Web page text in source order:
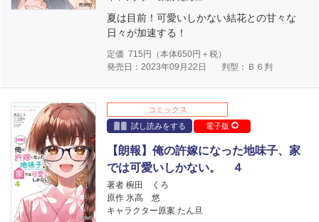
夏は目前！可愛いしかない結花との甘々な
日々が加速する！
定価 715 円（本体650円＋税）
発売日：2023年09月22日
判型：Ｂ６判
コミックス
試し読みをする
電子版
【朗報】俺の許嫁になった地味子、家
では可愛いしかない。 ４
著者 椀田 くろ
原作 氷高 悠
キャラクター原案 たん旦